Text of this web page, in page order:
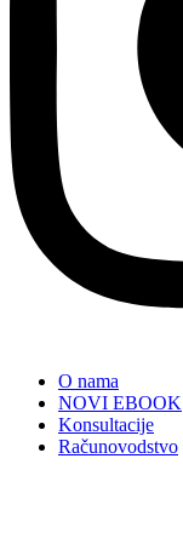
O nama
NOVI EBOOK
Konsultacije
Računovodstvo